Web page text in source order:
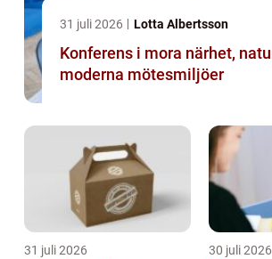
31 juli 2026 Lotta Albertsson
Konferens i mora närhet, natur och
moderna mötesmiljöer
31 juli 2026 30 juli 2026